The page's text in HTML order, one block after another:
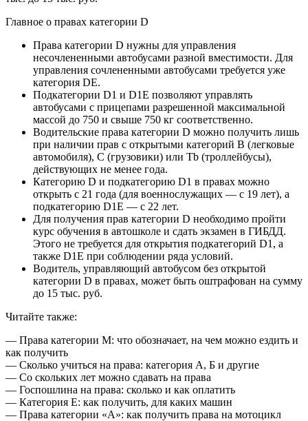
Главное о правах категории D
Права категории D нужны для управления
несочлененными автобусами разной вместимости. Для
управления сочлененными автобусами требуется уже
категория DE.
Подкатегории D1 и D1E позволяют управлять
автобусами с прицепами разрешенной максимальной
массой до 750 и свыше 750 кг соответственно.
Водительские права категории D можно получить лишь
при наличии прав с открытыми категорий В (легковые
автомобиля), С (грузовики) или Tb (троллейбусы),
действующих не менее года.
Категорию D и подкатегорию D1 в правах можно
открыть с 21 года (для военнослужащих — с 19 лет), а
подкатегорию D1E — с 22 лет.
Для получения прав категории D необходимо пройти
курс обучения в автошколе и сдать экзамен в ГИБДД.
Этого не требуется для открытия подкатегорий D1, а
также D1E при соблюдении ряда условий.
Водитель, управляющий автобусом без открытой
категории D в правах, может быть оштрафован на сумму
до 15 тыс. руб.
Читайте также:
— Права категории М: что обозначает, на чем можно ездить и
как получить
— Сколько учиться на права: категория А, Б и другие
— Со скольких лет можно сдавать на права
— Госпошлина на права: сколько и как оплатить
— Категория Е: как получить, для каких машин
— Права категории «А»: как получить права на мотоцикл